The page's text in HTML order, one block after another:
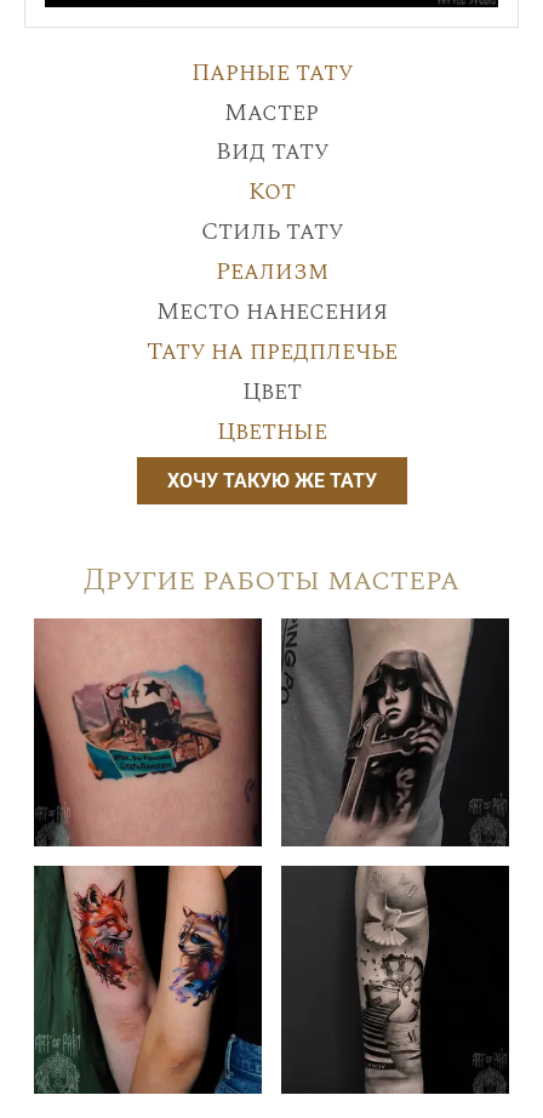
Парные тату
Мастер
Вид тату
Кот
Стиль тату
Реализм
Место нанесения
Тату на предплечье
Цвет
Цветные
ХОЧУ ТАКУЮ ЖЕ ТАТУ
Другие работы мастера